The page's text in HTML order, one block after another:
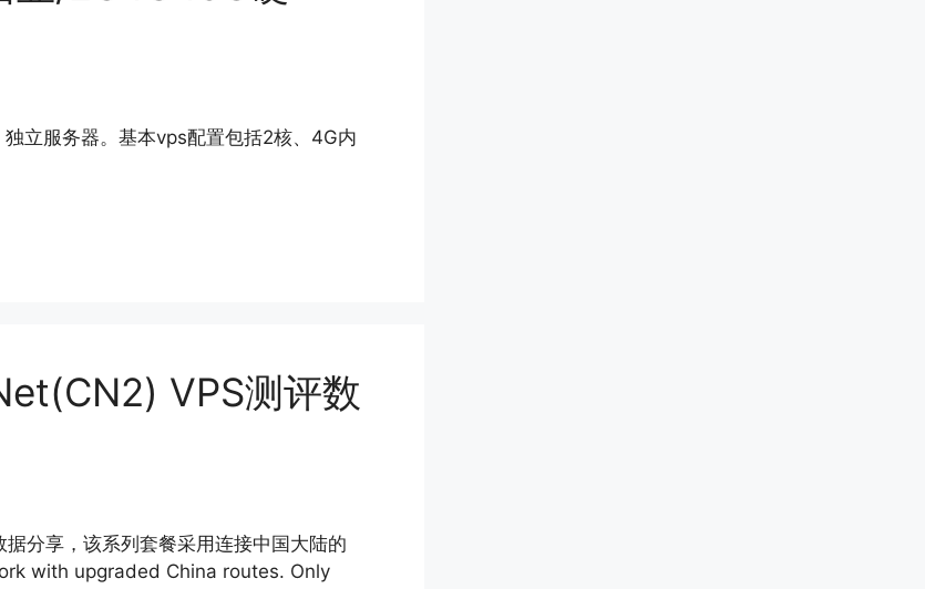
立服务器。基本vps配置包括2核、4G内
VPS测评数
分享，该系列套餐采用连接中国大陆的
with upgraded China routes. Only